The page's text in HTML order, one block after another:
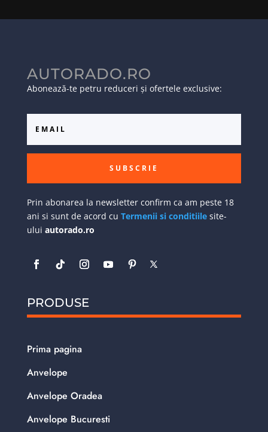
AUTORADO.RO
Abonează-te petru reduceri și ofertele exclusive:
SUBSCRIE
Prin abonarea la newsletter confirm ca am peste 18
ani si sunt de acord cu Termenii si conditiilesite-
ului autorado.ro
PRODUSE
Prima pagina
Anvelope
Anvelope Oradea
Anvelope Bucuresti